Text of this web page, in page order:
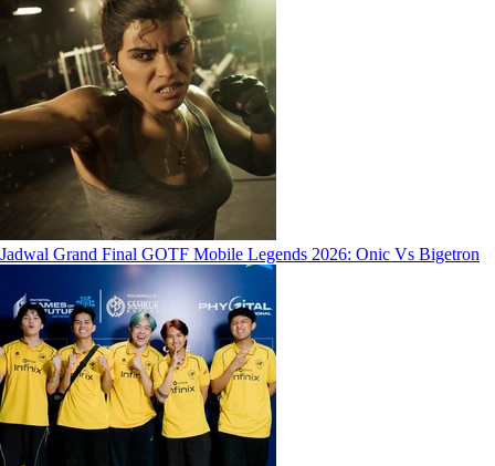
Jadwal Grand Final GOTF Mobile Legends 2026: Onic Vs Bigetron